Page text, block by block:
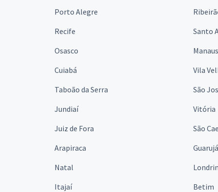
Porto Alegre
Recife
Santo
Osasco
Manaus
Cuiabá
Vila
Taboão da Serra
São
Jundiaí
Vitória
Juiz de Fora
São
Arapiraca
Guarujá
Natal
Itajaí
Betim